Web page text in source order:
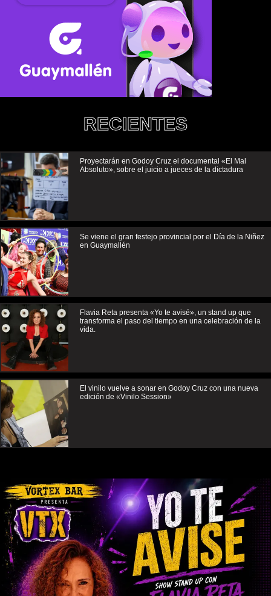
RECIENTES
Proyectarán en Godoy Cruz el documental «El Mal
Absoluto», sobre el juicio a jueces de la dictadura
Se viene el gran festejo provincial por el Día de la Niñez
en Guaymallén
Flavia Reta presenta «Yo te avisé», un stand up que
transforma el paso del tiempo en una celebración de la
vida.
El vinilo vuelve a sonar en Godoy Cruz con una nueva
edición de «Vinilo Session»